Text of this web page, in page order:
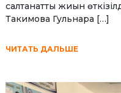
салтанатты жиын
Такимова Гульнара […]
ЧИТАТЬ ДАЛЬШЕ